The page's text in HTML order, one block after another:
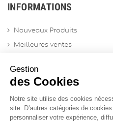
INFORMATIONS
Nouveaux Produits
Meilleures ventes
Archives produits
Contactez-nous
Gestion
des Cookies
Notre site utilise des cookies
site. D’autres catégories de
personnaliser votre expérience,